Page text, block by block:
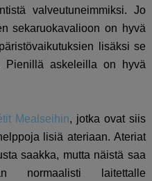
valveutuneimmiksi. Jo
sekaruokavalioon on hyvä
lisäksi se
Pienillä askeleilla on hyvä
Mealseihin, jotka ovat siis
lisiä ateriaan. Ateriat
saakka, mutta näistä saa
normaalisti laitettalle